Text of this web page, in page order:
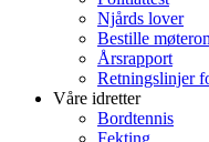
Njårds lover
Bestille
Årsrapport
Retningslinjer
Våre idretter
Bordtennis
Fekting